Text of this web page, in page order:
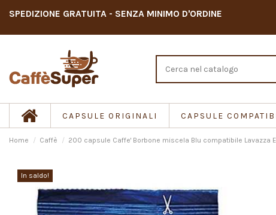
SPEDIZIONE GRATUITA - SENZA MINIMO D'ORDINE
CAPSULE ORIGINALI CAPSULE
Home Caffè 200 capsule Caffe' Borbone miscela Blu compatibile Lavazza
In saldo!